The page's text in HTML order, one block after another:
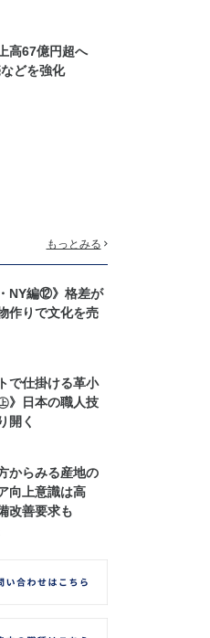
高67億円超へ
どを強化
もっとみる
NY編⑫》格差が
作りで文化を売
で仕掛ける革小
》日本の職人技
開く
からみる産地の
向上意識は高
改善要求も